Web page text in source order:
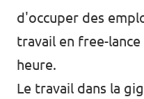
d'occuper des
travail en free-
heure.
Le travail dans la